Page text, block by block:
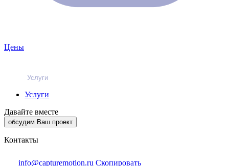
Цены
Услуги
Услуги
Давайте вместе
обсудим Ваш проект
Контакты
info@capturemotion.ru Скопировать